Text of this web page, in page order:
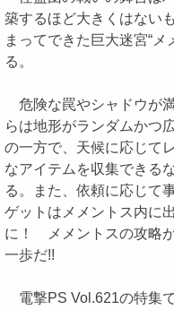
築するほど大きくはない
まってできた巨大迷宮“メ
る。
危険な罠やシャドウが
らは地形がランダムかつ
の一方で、天候に応じて
なアイテムを収集できる
る。また、依頼に応じて
ゲットはメメントス内に
に！ メメントスの攻略
一歩だ!!
電撃PS Vol.621の特集